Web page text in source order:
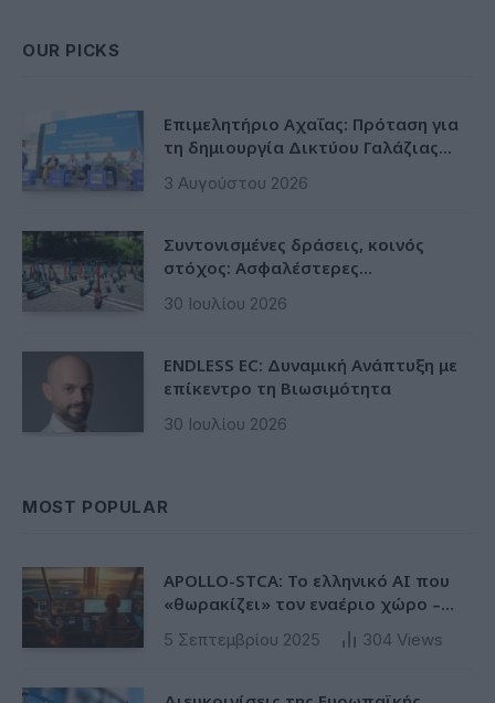
OUR PICKS
Επιμελητήριο Αχαΐας: Πρόταση για
τη δημιουργία Δικτύου Γαλάζιας
3 Αυγούστου 2026
Συντονισμένες δράσεις, κοινός
στόχος: Ασφαλέστερες
30 Ιουλίου 2026
ENDLESS EC: Δυναμική Ανάπτυξη με
επίκεντρο τη Βιωσιμότητα
30 Ιουλίου 2026
MOST POPULAR
APOLLO-STCA: Το ελληνικό AI που
«θωρακίζει» τον εναέριο χώρο –
Φως στην έλλειψη ασφάλειας στα
αεροδρόμια
5 Σεπτεμβρίου 2025 304 Views